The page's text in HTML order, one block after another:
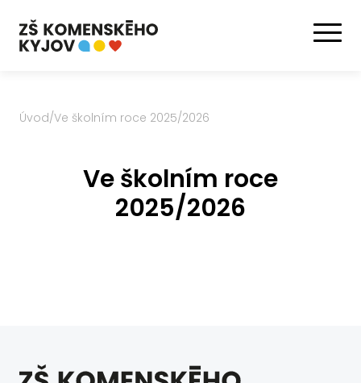
Úvod/Ve školním roce 2025/2026
Ve školním roce
2025/2026